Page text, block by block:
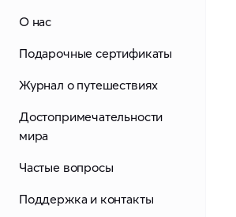
О нас
Подарочные сертификаты
Журнал о путешествиях
Достопримечательности
мира
Частые вопросы
Поддержка и контакты